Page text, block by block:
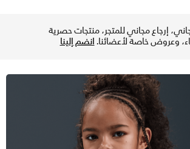
إرجاع مجاني للمتجر، منتجات حصرية
وعروض خاصة لأعضائنا.انضم إلينا